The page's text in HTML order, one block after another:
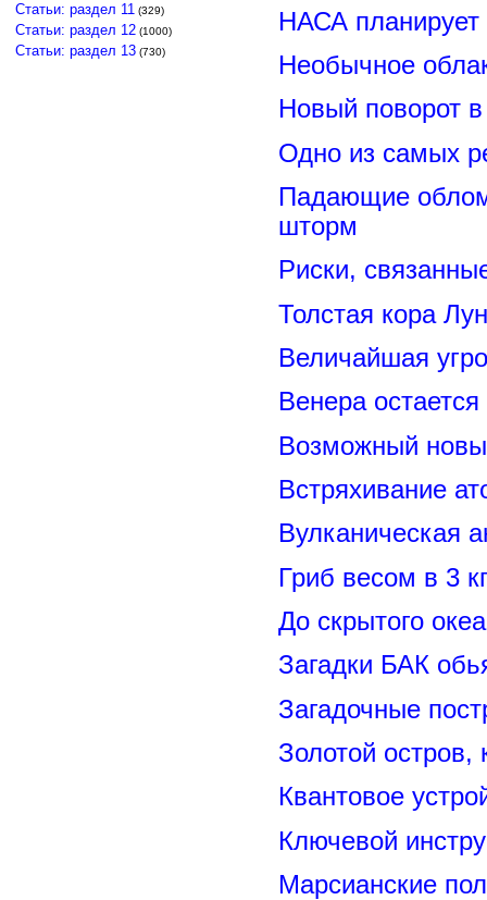
Статьи: раздел 11 (329)
Статьи: раздел 12 (1000)
Статьи: раздел 13 (730)
НАСА
Необычное
Новый поворот
Одно из самых
Падающие
шторм
Риски,
Толстая кора
Величайшая
Венера
Возможный
Встряхивание
Вулканическая
Гриб весом в 3
До скрытого
Загадки БАК
Загадочные
Золотой остров,
Квантовое
Ключевой
Марсианские